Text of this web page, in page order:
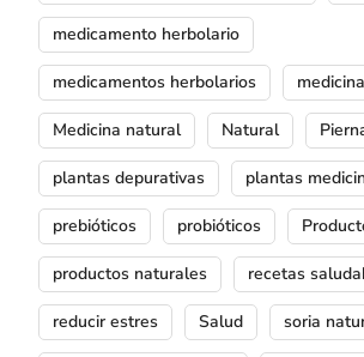
medicamento herbolario
medicamentos herbolarios
Medicina natural Natural
plantas depurativas plantas
prebióticos probióticos
productos naturales recetas
reducir estres Salud soria